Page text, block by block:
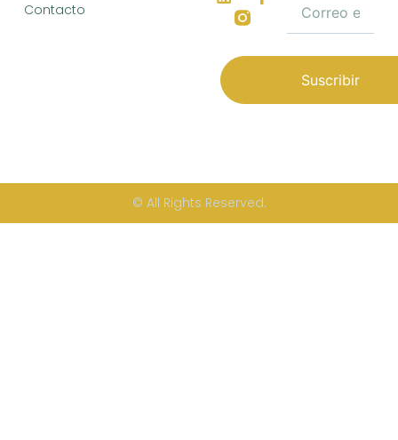
Contacto
Suscribir
© All Rights Reserved.